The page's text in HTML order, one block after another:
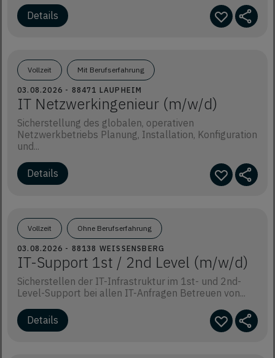
Vollzeit Mit Berufserfahrung
03.08.2026 - 88471 LAUPHEIM
IT Netzwerkingenieur (m/w/d)
Sicherstellung des globalen, operativen
Netzwerkbetriebs Planung, Installation, Konfiguration
und...
Vollzeit Ohne Berufserfahrung
03.08.2026 - 88138 WEISSENSBERG
IT-Support 1st / 2nd Level (m/w/d)
Sicherstellen der IT-Infrastruktur im 1st- und 2nd-
Level-Support bei allen IT-Anfragen Betreuen von...